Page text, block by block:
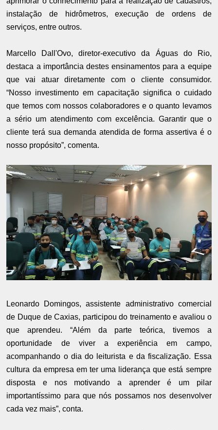
instalação de hidrômetros, execução de ordens de
serviços, entre outros.
Marcello Dall'Ovo, diretor-executivo da Águas do Rio,
destaca a importância destes ensinamentos para a equipe
que vai atuar diretamente com o cliente consumidor.
“Nosso investimento em capacitação significa o cuidado
que temos com nossos colaboradores e o quanto levamos
a sério um atendimento com excelência. Garantir que o
cliente terá sua demanda atendida de forma assertiva é o
nosso propósito”, comenta.
Leonardo Domingos, assistente administrativo comercial
de Duque de Caxias, participou do treinamento e avaliou o
que aprendeu. “Além da parte teórica, tivemos a
oportunidade de viver a experiência em campo,
acompanhando o dia do leiturista e da fiscalização. Essa
cultura da empresa em ter uma liderança que está sempre
disposta e nos motivando a aprender é um pilar
importantíssimo para que nós possamos nos desenvolver
cada vez mais”, conta.